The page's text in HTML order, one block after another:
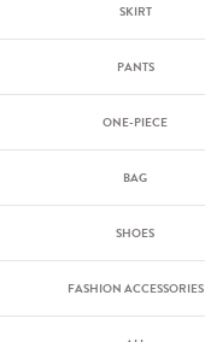
SKIRT
PANTS
ONE-PIECE
BAG
SHOES
FASHION ACCESSORIES